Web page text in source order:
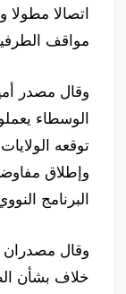
اتصالا مطولا
مواقف
وقال مصدر
الوسطاء
توقعه
البرنامج
وقال مصدران
خلاف بشأن